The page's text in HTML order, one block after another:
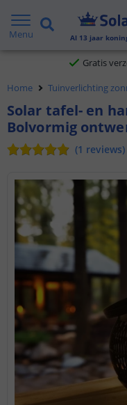
Menu Al 13 jaar
Voor
Home Tuinverlichting
Solar tafel- en
Bolvormig
(1 reviews)